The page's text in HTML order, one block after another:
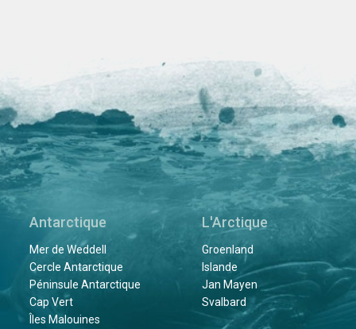
Antarctique
Mer de Weddell
Cercle Antarctique
Péninsule Antarctique
Cap Vert
Îles Malouines
L'Arctique
Groenland
Islande
Jan Mayen
Svalbard